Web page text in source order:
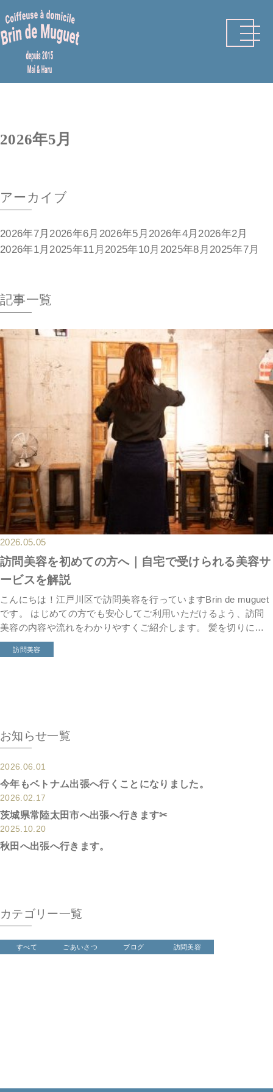
to
content
2026年5月
アーカイブ
2026年7月 2026年6月 2026年5月 2026年4月 2026年2月
2026年1月 2025年11月 2025年10月 2025年8月 2025年7月
記事一覧
2026.05.05
訪問美容を初めての方へ｜自宅で受けられる美容サ
ービスを解説
こんにちは！江戸川区で訪問美容を行っていますBrin de muguet
です。 はじめての方でも安心してご利用いただけるよう、訪問
美容の内容や流れをわかりやすくご紹介します。 髪を切りに行
きたいけど… こんなお悩みありま […]
訪問美容
お知らせ一覧
2026.06.01
今年もベトナム出張へ行くことになりました。
2026.02.17
茨城県常陸太田市へ出張へ行きます✂
2025.10.20
秋田へ出張へ行きます。
カテゴリー一覧
すべて ごあいさつ ブログ 訪問美容